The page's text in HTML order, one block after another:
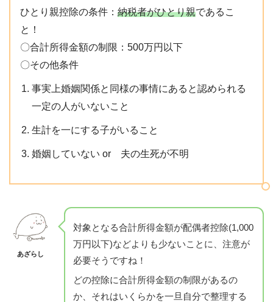
ひとり親控除の条件： 納税者がひとり親であるこ
と！
〇合計所得金額の制限：500万円以下
〇その他条件
事実上婚姻関係と同様の事情にあると認められる
一定の人がいないこと
生計を一にする子がいること
婚姻していない or 夫の生死が不明
あざらし
対象となる合計所得金額が配偶者控除(1,000
万円以下)などよりも少ないことに、注意が
必要そうですね！
どの控除に合計所得金額の制限があるの
か、それはいくらかを一旦自分で整理する